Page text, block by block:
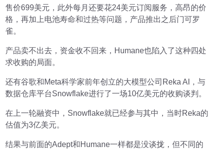
售价699美元，此外每月还要花24美元订阅服务，高昂的价
格，再加上电池寿命和过热等问题，产品推出之后门可罗
雀。
产品卖不出去，资金收不回来，Humane也陷入了这种四处
求收购的局面。
还有谷歌和Meta科学家前年创立的大模型公司Reka AI，与
数据仓库平台Snowflake进行了一场10亿美元的收购谈判。
在上一轮融资中，Snowflake就已经参与其中，当时Reka的
估值为3亿美元。
结果与前面的Adept和Humane一样都是没谈拢，但不同的